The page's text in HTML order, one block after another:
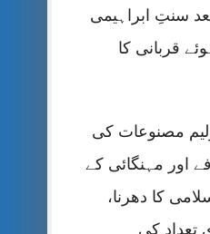
سنتِ ابراہیمی
قربانی کا
مصنوعات کی
اور مہنگائی کے
کا دھرنا،
تعداد کی